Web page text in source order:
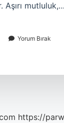
Aşırı mutluluk,…
Yorum Bırak
https://